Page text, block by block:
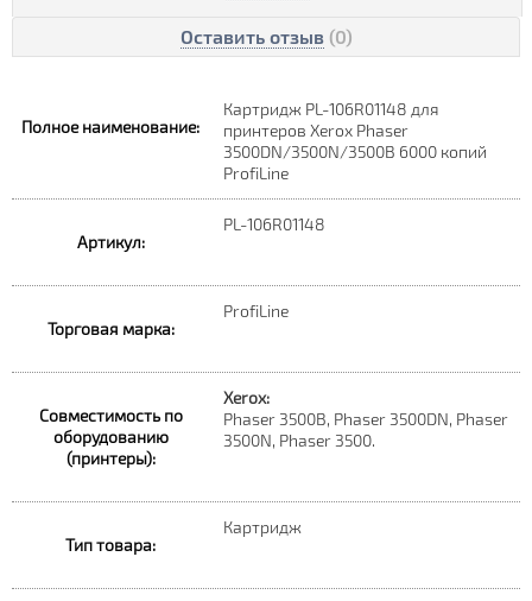
Оставить отзыв (0)
Полное наименование:
Картридж PL-106R01148 для
принтеров Xerox Phaser
3500DN/3500N/3500B 6000 копий
ProfiLine
Артикул:
PL-106R01148
Торговая марка:
ProfiLine
Совместимость по
оборудованию
(принтеры):
Xerox:
Phaser 3500B, Phaser 3500DN, Phaser
3500N, Phaser 3500.
Тип товара:
Картридж